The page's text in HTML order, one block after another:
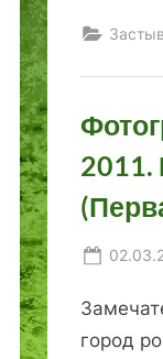
2011.
Posted
город